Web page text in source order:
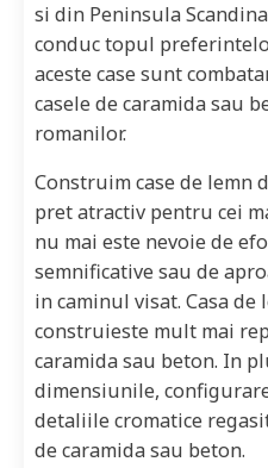
si din Peninsula
conduc topul
aceste case sunt
casele de caramida sau
romanilor.
Construim case de lemn
pret atractiv pentru cei
nu mai este nevoie de
semnificative sau de
in caminul visat. Casa
construieste mult mai
caramida sau beton. In
dimensiunile,
detaliile cromatice
de caramida sau beton.